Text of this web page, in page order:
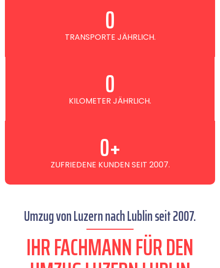
TRANSPORTE JÄHRLICH.
0
KILOMETER JÄHRLICH.
0
ZUFRIEDENE KUNDEN SEIT 2007.
0+
Umzug von Luzern nach Lublin seit 2007.
IHR FACHMANN FÜR DEN